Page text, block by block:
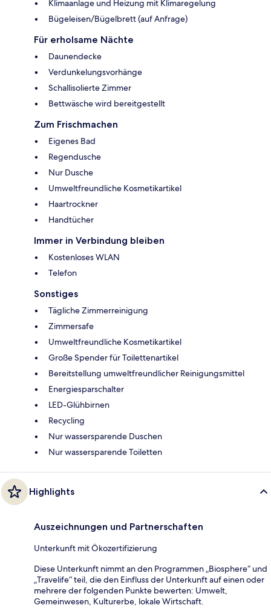
Klimaanlage und Heizung mit Klimaregelung
Bügeleisen/Bügelbrett (auf Anfrage)
Für erholsame Nächte
Daunendecke
Verdunkelungsvorhänge
Schallisolierte Zimmer
Bettwäsche wird bereitgestellt
Zum Frischmachen
Eigenes Bad
Regendusche
Nur Dusche
Umweltfreundliche Kosmetikartikel
Haartrockner
Handtücher
Immer in Verbindung bleiben
Kostenloses WLAN
Telefon
Sonstiges
Tägliche Zimmerreinigung
Zimmersafe
Umweltfreundliche Kosmetikartikel
Große Spender für Toilettenartikel
Bereitstellung umweltfreundlicher Reinigungsmittel
Energiesparschalter
LED-Glühbirnen
Recycling
Nur wassersparende Duschen
Nur wassersparende Toiletten
Highlights
Auszeichnungen und Partnerschaften
Unterkunft mit Ökozertifizierung
Diese Unterkunft nimmt an den Programmen „Biosphere“ und
„Travelife“ teil, die den Einfluss der Unterkunft auf einen oder
mehrere der folgenden Punkte bewerten: Umwelt,
Gemeinwesen, Kulturerbe, lokale Wirtschaft.